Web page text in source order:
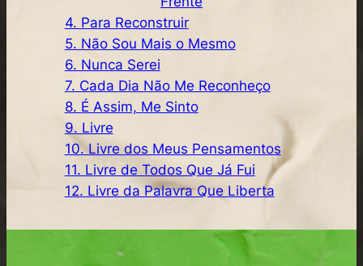
4. Para Reconstruir
5. Não Sou Mais o Mesmo
6. Nunca Serei
7. Cada Dia Não Me Reconheço
8. É Assim, Me Sinto
9. Livre
10. Livre dos Meus Pensamentos
11. Livre de Todos Que Já Fui
12. Livre da Palavra Que Liberta